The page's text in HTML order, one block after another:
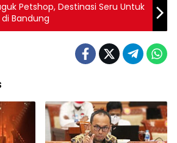
Petshop, Destinasi Seru Untuk
Bandung